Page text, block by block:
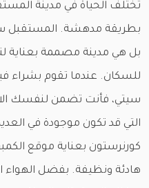
تختلف الحياة في مدينة
بطريقة مدهشة. المستقبل
بل هي مدينة مصممة بعناية
للسكان. عندما تقوم بشراء
سيتي، فأنت تضمن لنفسك
التي قد تكون موجودة في
كورنرستون بعناية موقع
هادئة ونظيفة. بفضل الهواء